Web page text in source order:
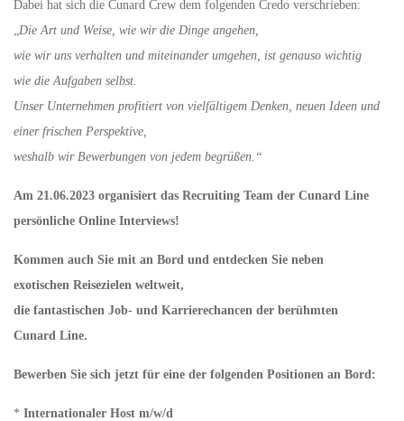
Dabei hat sich die Cunard Crew dem folgenden Credo verschrieben:
„Die Art und Weise, wie wir die Dinge angehen,
wie wir uns verhalten und miteinander umgehen, ist genauso wichtig
wie die Aufgaben selbst.
Unser Unternehmen profitiert von vielfältigem Denken, neuen Ideen und
einer frischen Perspektive,
weshalb wir Bewerbungen von jedem begrüßen.“
Am 21.06.2023 organisiert das Recruiting Team der Cunard Line
persönliche Online Interviews!
Kommen auch Sie mit an Bord und entdecken Sie neben
exotischen Reisezielen weltweit,
die fantastischen Job- und Karrierechancen der berühmten
Cunard Line.
Bewerben Sie sich jetzt für eine der folgenden Positionen an Bord:
* Internationaler Host m/w/d